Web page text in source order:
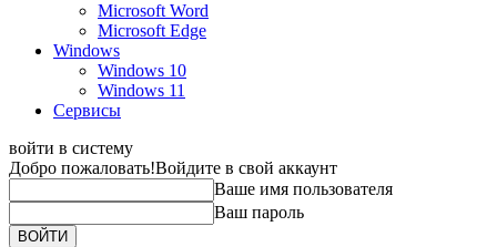
Microsoft Word
Microsoft Edge
Windows
Windows 10
Windows 11
Сервисы
войти в систему
Добро пожаловать!Войдите в свой аккаунт
Ваше имя пользователя
Ваш пароль